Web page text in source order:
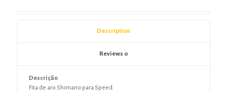
Description
Reviews 0
Descrição
Fita de aro Shimano para Speed